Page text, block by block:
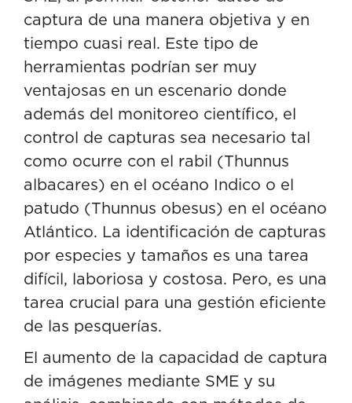
captura de una manera objetiva y en
tiempo cuasi real. Este tipo de
herramientas podrían ser muy
ventajosas en un escenario donde
además del monitoreo científico, el
control de capturas sea necesario tal
como ocurre con el rabil (Thunnus
albacares) en el océano Indico o el
patudo (Thunnus obesus) en el océano
Atlántico. La identificación de capturas
por especies y tamaños es una tarea
difícil, laboriosa y costosa. Pero, es una
tarea crucial para una gestión eficiente
de las pesquerías.
El aumento de la capacidad de captura
de imágenes mediante SME y su